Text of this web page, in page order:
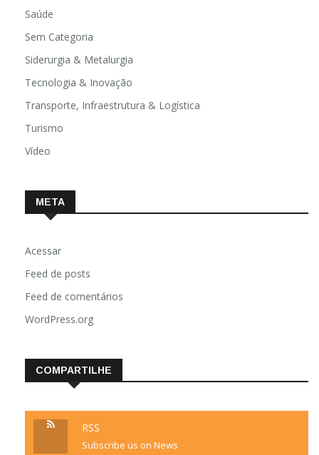
Saúde
Sem Categoria
Siderurgia & Metalurgia
Tecnologia & Inovação
Transporte, Infraestrutura & Logística
Turismo
Vídeo
META
Acessar
Feed de posts
Feed de comentários
WordPress.org
COMPARTILHE
RSS
Subscribe us on News